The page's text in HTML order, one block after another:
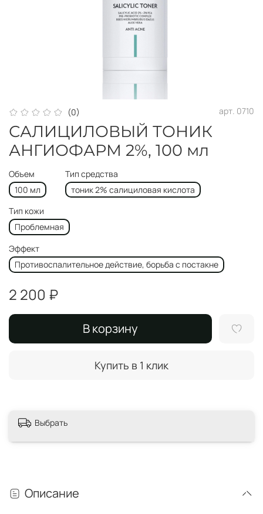
(0) арт. 0710
САЛИЦИЛОВЫЙ ТОНИК
АНГИОФАРМ 2%, 100 мл
Объем
100 мл
Тип средства
тоник 2% салициловая кислота
Тип кожи
Проблемная
Эффект
Противоспалительное действие, борьба с постакне
2 200 ₽
В корзину
Купить в 1 клик
Выбрать
Описание